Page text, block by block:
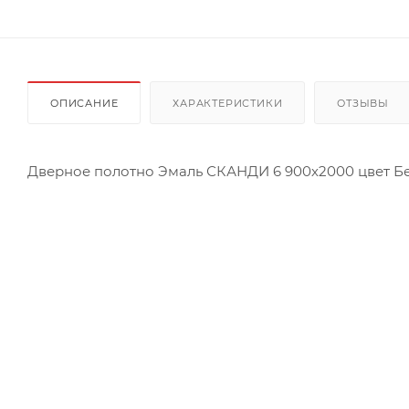
ОПИСАНИЕ ХАРАКТЕРИСТИКИ ОТЗЫВЫ
Дверное полотно Эмаль СКАНДИ 6 900х2000 цвет